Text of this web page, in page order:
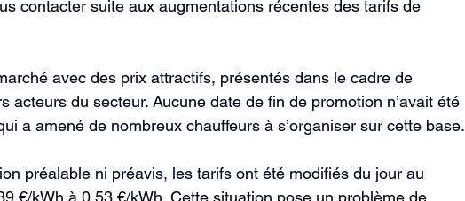
contacter suite aux augmentations récentes des tarifs de
avec des prix attractifs, présentés dans le cadre de
acteurs du secteur. Aucune date de fin de promotion n’avait été
a amené de nombreux chauffeurs à s’organiser sur cette base.
préalable ni préavis, les tarifs ont été modifiés du jour au